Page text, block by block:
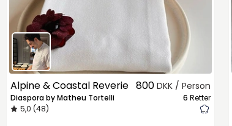
Alpine & Coastal Reverie
Diaspora by Matheu Tortelli
5,0 (48)
800 DKK / Person
6 Retter